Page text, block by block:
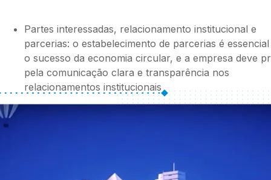
Partes interessadas, relacionamento institucional e
parcerias: o estabelecimento de parcerias é
o sucesso da economia circular, e a empresa deve
pela comunicação clara e transparência nos
relacionamentos institucionais